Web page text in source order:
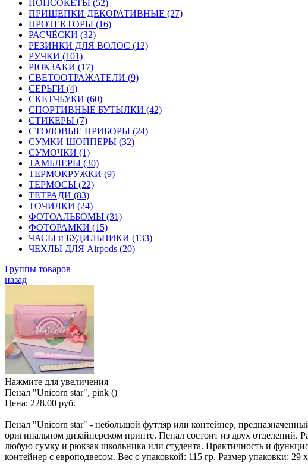
ПОПСОКЕТЫ (52)
ПРИЩЕПКИ ДЕКОРАТИВНЫЕ (27)
ПРОТЕКТОРЫ (16)
РАСЧЁСКИ (32)
РЕЗИНКИ ДЛЯ ВОЛОС (12)
РУЧКИ (101)
РЮКЗАКИ (17)
СВЕТООТРАЖАТЕЛИ (9)
СЕРЬГИ (4)
СКЕТЧБУКИ (60)
СПОРТИВНЫЕ БУТЫЛКИ (42)
СТИКЕРЫ (7)
СТОЛОВЫЕ ПРИБОРЫ (24)
СУМКИ ШОППЕРЫ (32)
СУМОЧКИ (1)
ТАМБЛЕРЫ (30)
ТЕРМОКРУЖКИ (9)
ТЕРМОСЫ (22)
ТЕТРАДИ (83)
ТОЧИЛКИ (24)
ФОТОАЛЬБОМЫ (31)
ФОТОРАМКИ (15)
ЧАСЫ и БУДИЛЬНИКИ (133)
ЧЕХЛЫ ДЛЯ Airpods (20)
Группы товаров
назад
Нажмите для увеличения
Пенал "Unicorn star", pink ()
Цена: 228.00 руб.
Пенал "Unicorn star" - небольшой футляр или контейнер,
оригинальном дизайнерском принте. Пенал состоит из двух отделений.
любую сумку и рюкзак школьника или студента. Практичность и
контейнер с европодвесом. Вес с упаковкой: 115 гр. Размер упаковки: 29